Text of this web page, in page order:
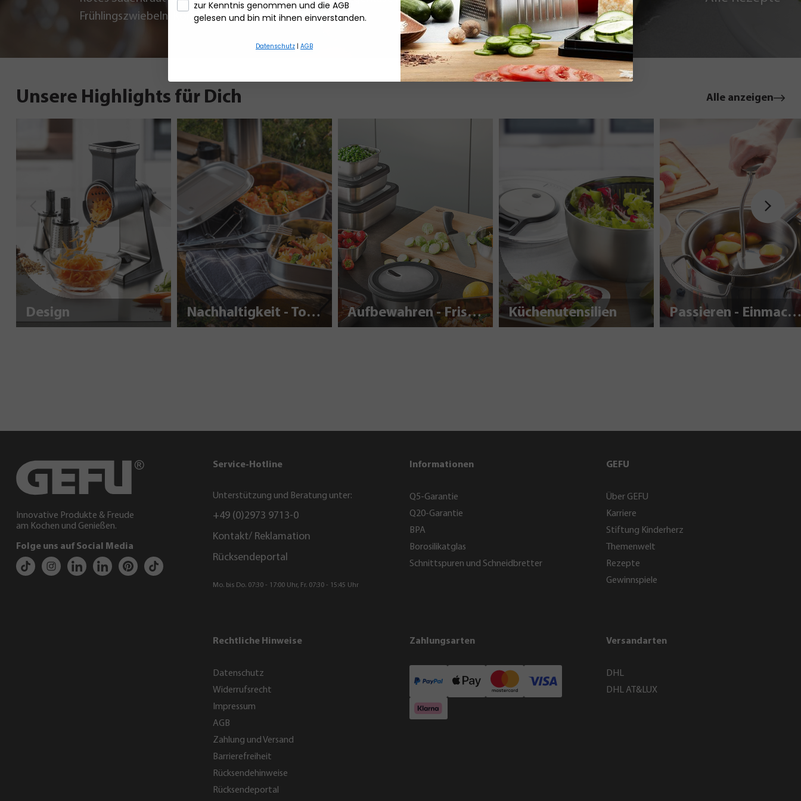
Frühlingszwiebeln, Koriander
Zitronenbutter
mit Himbeeren und
Schokoladencrumble
Unsere Highlights für Dich Alle anzeigen
Design Nachhaltigkeit - To Go Aufbewahren - Frisch halten Küchenutensilien Passieren - Einmachen
Innovative Produkte & Freude
am Kochen und Genießen.
Folge uns auf Social Media
Service-Hotline
Unterstützung und Beratung unter:
+49 (0)2973 9713-0
Kontakt/ Reklamation
Rücksendeportal
Mo. bis Do. 07:30 - 17:00 Uhr, Fr. 07:30 - 15:45 Uhr
Informationen
Q5-Garantie
Q20-Garantie
BPA
Borosilikatglas
Schnittspuren und Schneidbretter
GEFU
Über GEFU
Karriere
Stiftung Kinderherz
Themenwelt
Rezepte
Gewinnspiele
Rechtliche Hinweise
Datenschutz
Widerrufsrecht
Impressum
AGB
Zahlung und Versand
Barrierefreiheit
Rücksendehinweise
Rücksendeportal
Zahlungsarten Versandarten
DHL
DHL AT&LUX
zur Kenntnis genommen und die AGB
gelesen und bin mit ihnen einverstanden.
Datenschutz | AGB